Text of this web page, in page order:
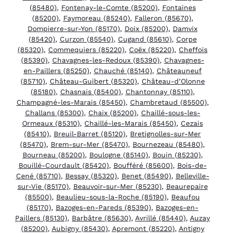
(85480), Fontenay-le-Comte (85200), Fontaines
(85200), Faymoreau (85240), Falleron (85670),
Dompierre-sur-Yon (85170), Doix (85200), Damvix
(85420), Curzon (85540), Cugand (85610), Corpe
(85320), Commequiers (85220), Coëx (85220), Cheffois
(85390), Chavagnes-les-Redoux (85390), Chavagnes-
en-Paillers (85250), Chauché (85140), Châteauneuf
(85710), Château-Guibert (85320), Château-d’Olonne
(85180), Chasnais (85400), Chantonnay (85110),
Champagné-les-Marais (85450), Chambretaud (85500),
Challans (85300), Chaix (85200), Chaillé-sous-les-
Ormeaux (85310), Chaillé-les-Marais (85450), Cezais
(85410), Breuil-Barret (85120), Bretignolles-sur-Mer
(85470), Brem-sur-Mer (85470), Bournezeau (85480),
Bourneau (85200), Boulogne (85140), Bouin (85230),
Bouillé-Courdault (85420), Boufféré (85600), Bois-de-
Cené (85710), Bessay (85320), Benet (85490), Belleville-
sur-Vie (85170), Beauvoir-sur-Mer (85230), Beaurepaire
(85500), Beaulieu-sous-la-Roche (85190), Beaufou
(85170), Bazoges-en-Pareds (85390), Bazoges-en-
Paillers (85130), Barbâtre (85630), Avrillé (85440), Auzay
(85200), Aubigny (85430), Apremont (85220), Antigny